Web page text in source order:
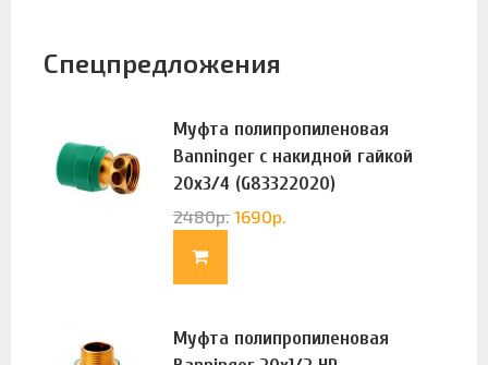
Спецпредложения
Муфта полипропиленовая
Banninger с накидной гайкой
20х3/4 (G83322020)
2480р. 1690р.
Муфта полипропиленовая